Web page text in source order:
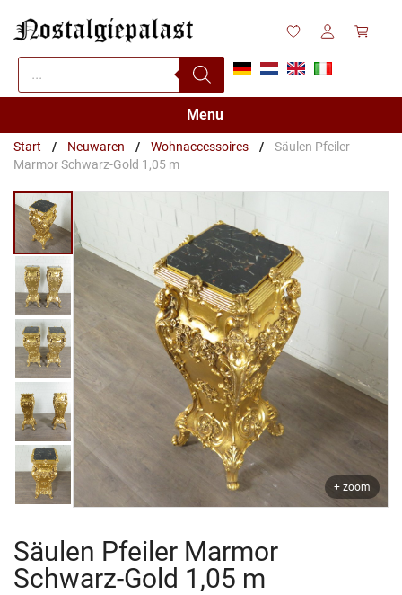
Inhalt
springen
Products
search
Menu
Start / Neuwaren / Wohnaccessoires /
Säulen Pfeiler
Marmor Schwarz-Gold 1,05 m
+ zoom
Säulen Pfeiler Marmor
Schwarz-Gold 1,05 m